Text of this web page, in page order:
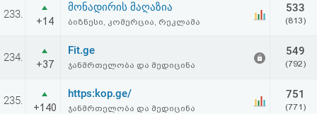
233.
+14
მონადირის მაღაზია
ბიზნესი, კომერცია, რეკლამა
533
(813)
234.
+37
Fit.ge
ჯანმრთელობა და მედიცინა
549
(792)
235.
+140
https:kop.ge/
ჯანმრთელობა და მედიცინა
751
(771)